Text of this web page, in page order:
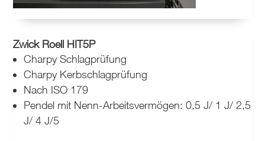
Zwick Roell HIT5P
Charpy Schlagprüfung
Charpy Kerbschlagprüfung
Nach ISO 179
Pendel mit Nenn-Arbeitsvermögen:0,5 J/ 1 J/ 2,5
J/ 4 J/5